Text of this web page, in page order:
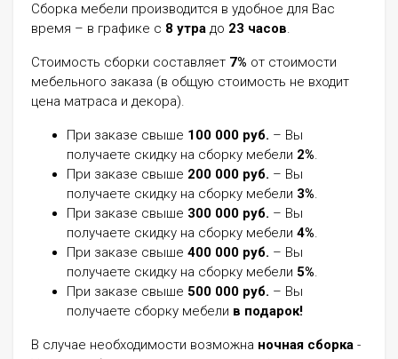
Сборка мебели производится в удобное для Вас
время – в графике с 8 утра до 23 часов.
Стоимость сборки составляет 7% от стоимости
мебельного заказа (в общую стоимость не входит
цена матраса и декора).
При заказе свыше 100 000 руб. – Вы
получаете скидку на сборку мебели 2%.
При заказе свыше 200 000 руб. – Вы
получаете скидку на сборку мебели 3%.
При заказе свыше 300 000 руб. – Вы
получаете скидку на сборку мебели 4%.
При заказе свыше 400 000 руб. – Вы
получаете скидку на сборку мебели 5%.
При заказе свыше 500 000 руб. – Вы
получаете сборку мебели в подарок!
В случае необходимости возможна ночная сборка -